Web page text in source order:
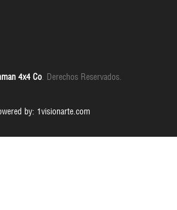
4x4 Co. Derechos Reservados.
by: 1visionarte.com